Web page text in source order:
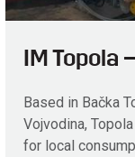
IM Topola
Based in Bačka
Vojvodina,
for local